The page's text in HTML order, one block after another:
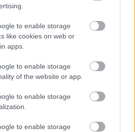
to enable storage
like cookies on web or
apps.
to enable storage
of the website or app.
to enable storage
to enable storage
de la maladie.
le sur Facebook!
informé ? Suivez-
sur
oogle
de parkinson Neurologie